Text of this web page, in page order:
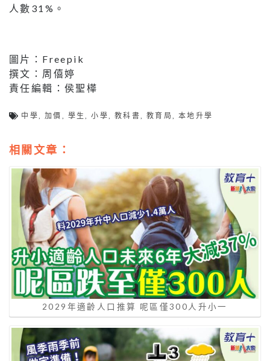
人數31%。
圖片：Freepik
撰文：周僖婷
責任編輯：侯聖樺
中學 ,加價 學生 ,小學 教科書 教育局 本地升學
相關文章：
2029年適齡人口推算 呢區僅300人升小一